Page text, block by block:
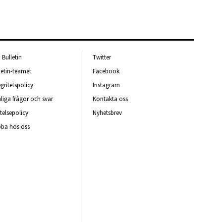
Bulletin
teamet
frågor och svar
hos oss
Twitter
Facebook
Instagram
Kontakta oss
Nyhetsbrev